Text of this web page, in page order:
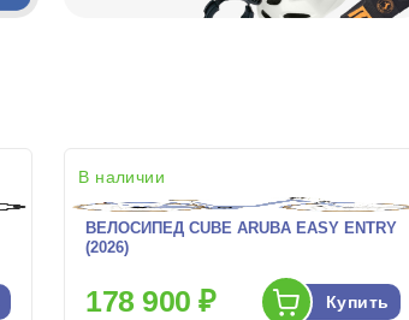
В наличии
ВЕЛОСИПЕД CUBE ARUBA EASY ENTRY
(2026)
178 900 ₽ Купить